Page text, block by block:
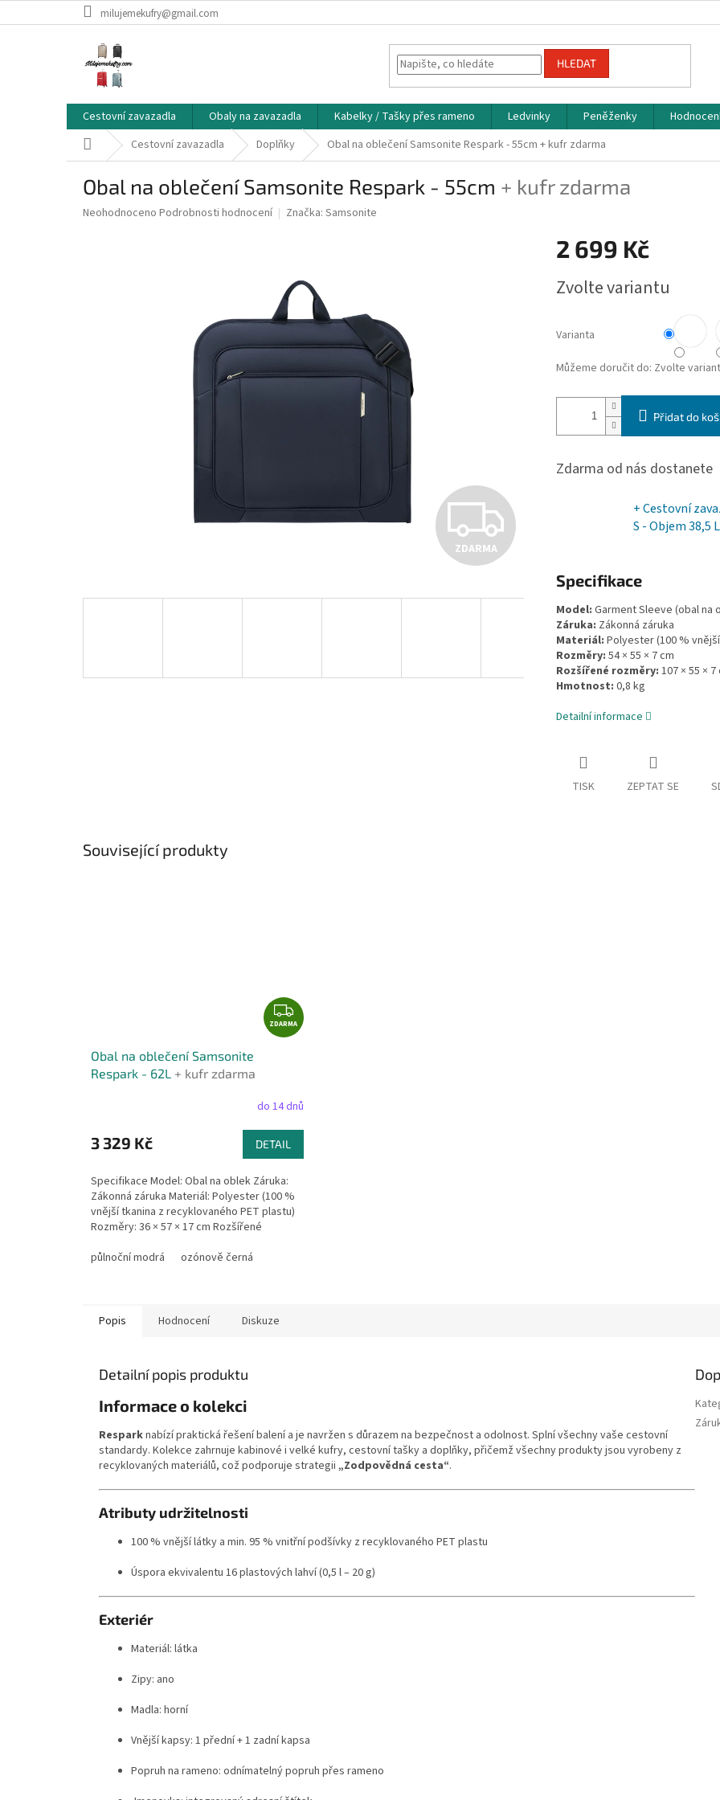
na
milujemekufry@gmail.com
HLEDAT
Cestovní zavazadla Obaly na zavazadla Kabelky / Tašky přes rameno Ledvinky Peněženky
Domů Cestovní zavazadla Doplňky Obal na oblečení Samsonite Respark - 55cm + kufr zdarma
Obal na oblečení Samsonite Respark - 55cm + kufr zdarma
Průměrné
Neohodnoceno Podrobnosti hodnocení Značka: Samsonite
Z
R
ZDARMA
2 699 Kč
cena:
Zvolte variantu
Varianta
Můžeme doručit do: Zvolte
Přidat do
Zdarma od nás dostanete
+ Cestovní
S - Objem 38,5
Specifikace
Model: Garment Sleeve (obal na
Záruka: Zákonná záruka
Materiál: Polyester (100 %
Rozměry: 54 × 55 × 7 cm
Rozšířené rozměry: 107 × 55 × 7
Hmotnost: 0,8 kg
Detailní informace
TISK ZEPTAT SE
Související produkty
Z
D
A
ZDARMA
Obal na oblečení Samsonite
Respark - 62L + kufr zdarma
do 14 dnů
3 329 Kč DETAIL
Specifikace Model: Obal na oblek Záruka:
Zákonná záruka Materiál: Polyester (100 %
vnější tkanina z recyklovaného PET plastu)
Rozměry: 36 × 57 × 17 cm Rozšířené
půlnoční modrá
ozónově černá
Popis Hodnocení Diskuze
Detailní popis produktu
Informace o kolekci
Resparknabízí praktická řešení balení a je navržen s důrazem na bezpečnost a odolnost. Splní všechny vaše cestovní
standardy. Kolekce zahrnuje kabinové i velké kufry, cestovní tašky a doplňky, přičemž všechny produkty jsou vyrobeny z
recyklovaných materiálů, což podporuje strategii „Zodpovědná cesta“.
Atributy udržitelnosti
100 % vnější látky a min. 95 % vnitřní podšívky z recyklovaného PET plastu
Úspora ekvivalentu 16 plastových lahví (0,5 l – 20 g)
Exteriér
Materiál: látka
Zipy: ano
Madla: horní
Vnější kapsy: 1 přední + 1 zadní kapsa
Popruh na rameno: odnímatelný popruh přes rameno